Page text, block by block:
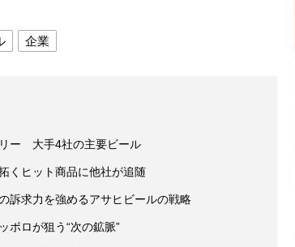
企業
リー 大手4社の主要ビール
くヒット商品に他社が追随
訴求力を強めるアサヒビールの戦略
ポロが狙う“次の鉱脈”